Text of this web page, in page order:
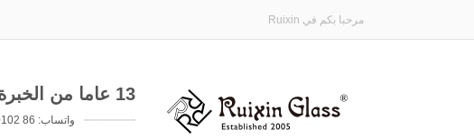
مرحبا بكم في Ruixin
13 عاما من الخبرة في تخصيص هدية الأواني الزجاجية
واتساب: 86 18664550102 info@glassware-suppliers.com